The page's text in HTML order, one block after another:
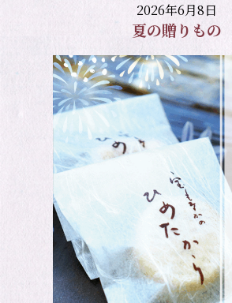
2026年6月8日
夏の贈りもの